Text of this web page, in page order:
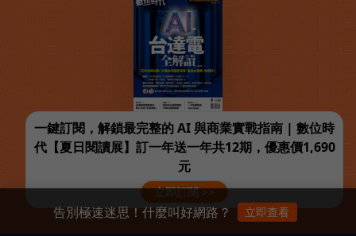
一鍵訂閱，解鎖最完整的 AI 與商業實戰指南 | 數位時
代【夏日閱讀展】訂一年送一年共12期，優惠價1,690
元
立即訂閱 >>
告別極速迷思！什麼叫好網路？ 立即查看